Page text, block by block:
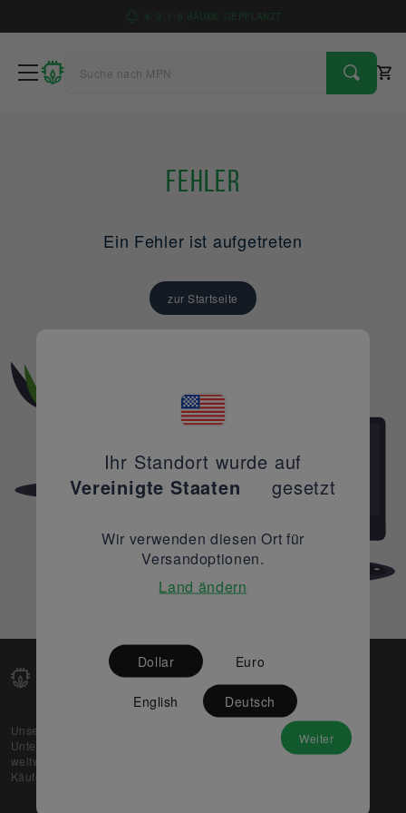
4 9 1 BÄUME GEPFLANZT
Fehler
Ein Fehler ist aufgetreten
zur Startseite
Unsere Web-Plattform unterstützt OEM- und EMS-
Unternehmen dabei, ihre überschüssigen Lagerbestände
weltweit zu verkaufen und gleichzeitig den potenziellen
Käufern beste Preise und Qualität zu bieten.
Partner
Ihr Standort wurde auf
Vereinigte Staaten
gesetzt
Wir verwenden diesen Ort für
Versandoptionen.
Land ändern
Dollar Euro
English Deutsch
Weiter